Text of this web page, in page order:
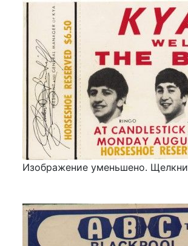
Изображение уменьшено.